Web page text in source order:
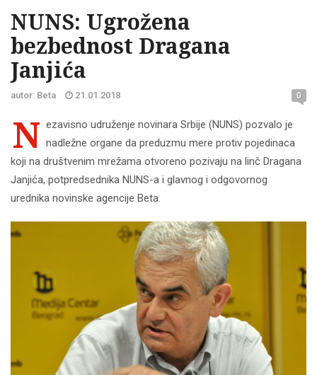
NUNS: Ugrožena
bezbednost Dragana
Janjića
autor: Beta 21.01.2018 0
N ezavisno udruženje novinara Srbije (NUNS) pozvalo je
nadležne organe da preduzmu mere protiv pojedinaca
koji na društvenim mrežama otvoreno pozivaju na linč Dragana
Janjića, potpredsednika NUNS-a i glavnog i odgovornog
urednika novinske agencije Beta.